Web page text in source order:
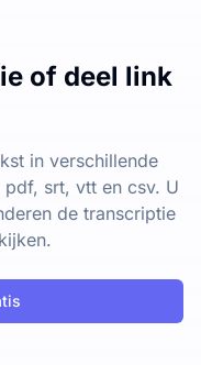
of deel link
in verschillende
srt, vtt en csv. U
de transcriptie